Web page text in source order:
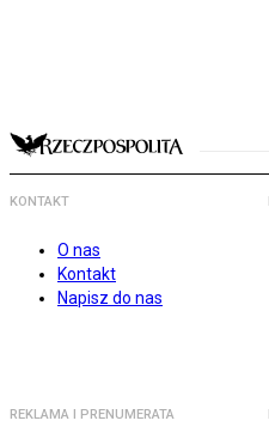
KONTAKT
O nas
Kontakt
Napisz do nas
REKLAMA I PRENUMERATA